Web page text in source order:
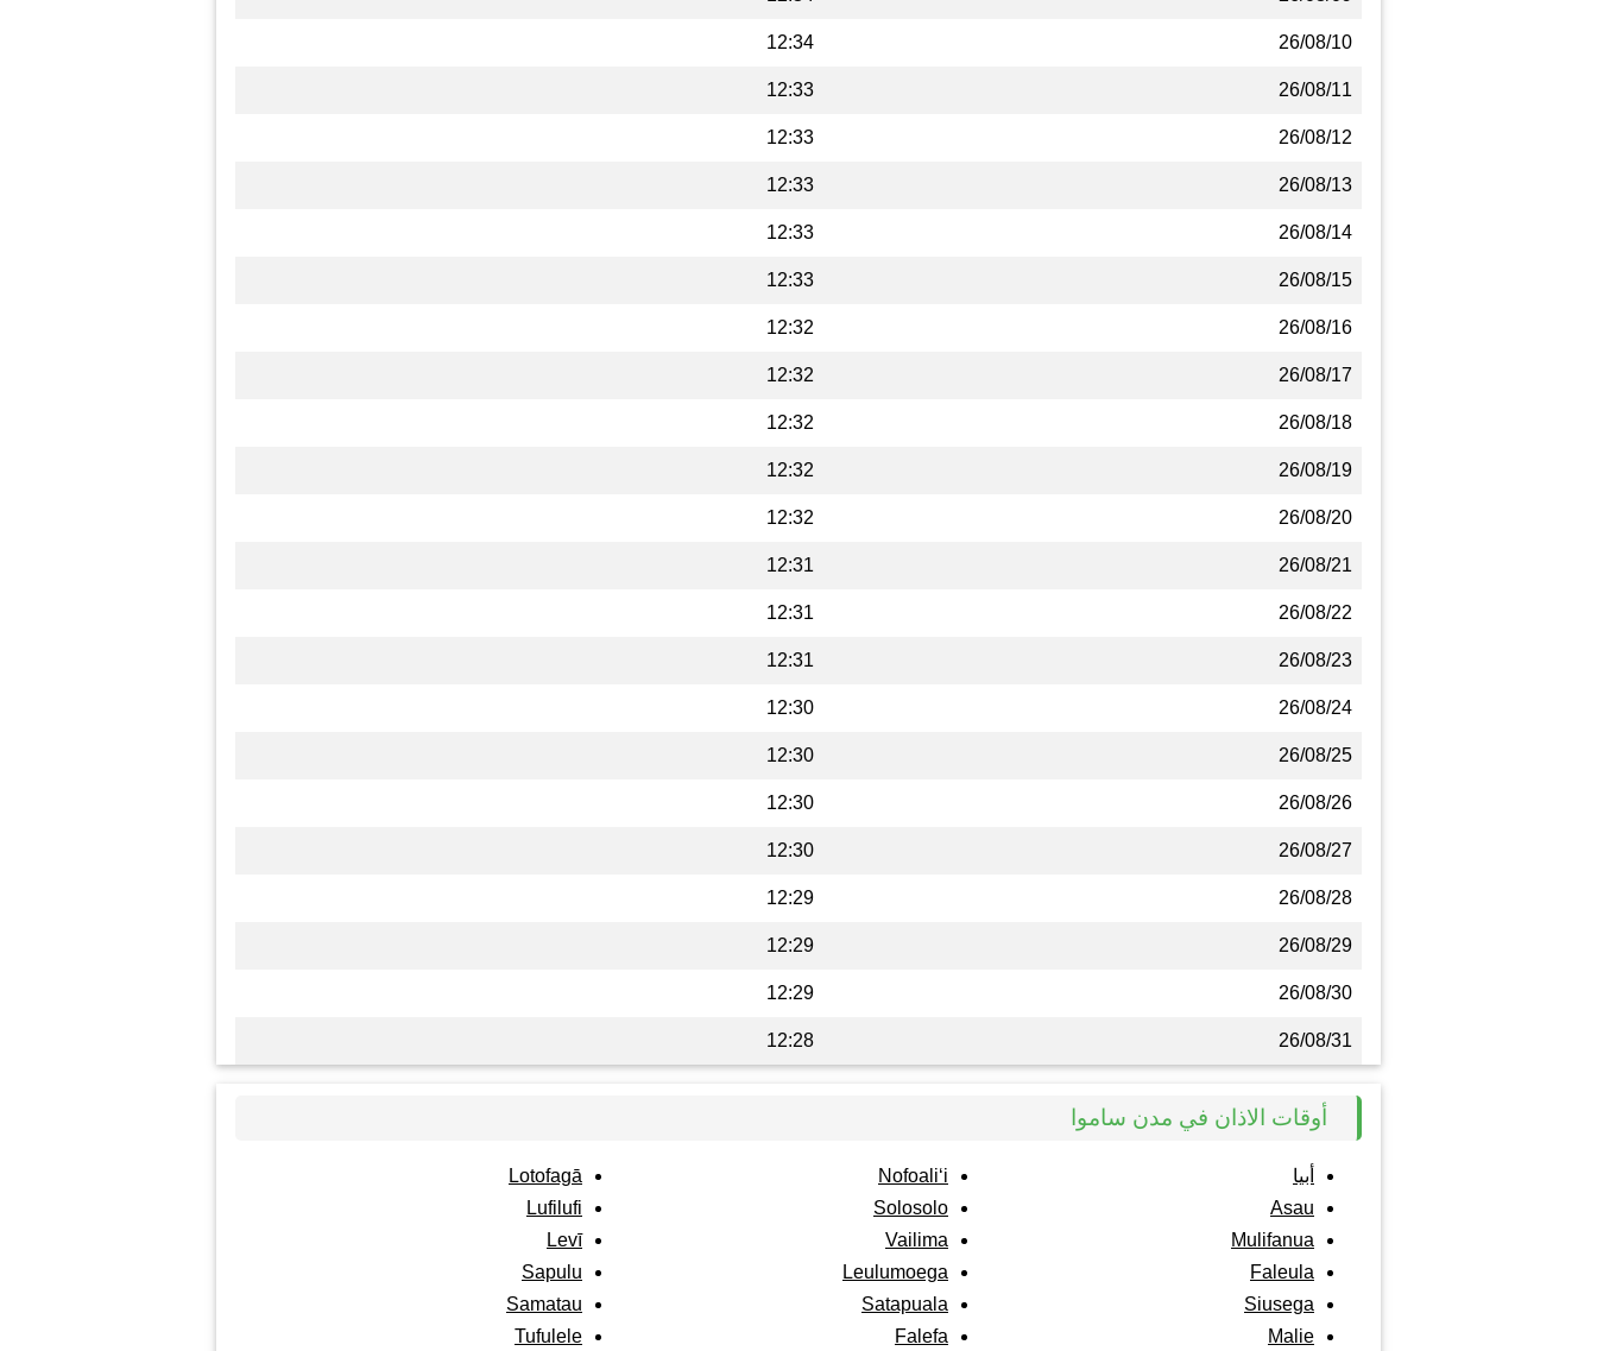
26/08/10
12:34
26/08/11
12:33
26/08/12
12:33
26/08/13
12:33
26/08/14
12:33
26/08/15
12:33
26/08/16
12:32
26/08/17
12:32
26/08/18
12:32
26/08/19
12:32
26/08/20
12:32
26/08/21
12:31
26/08/22
12:31
26/08/23
12:31
26/08/24
12:30
26/08/25
12:30
26/08/26
12:30
26/08/27
12:30
26/08/28
12:29
26/08/29
12:29
26/08/30
12:29
26/08/31
12:28
أوقات الاذان في مدن ساموا
أبيا
Asau
Mulifanua
Faleula
Siusega
Malie
Nofoali‘i
Solosolo
Vailima
Leulumoega
Satapuala
Falefa
Lotofagā
Lufilufi
Levī
Sapulu
Samatau
Tufulele